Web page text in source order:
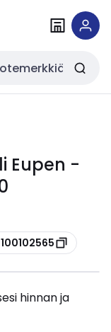
Eupen -
hinnan ja